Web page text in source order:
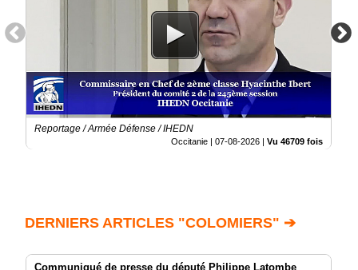
Reportage / Armée Défense / IHEDN
Occitanie | 07-08-2026 | Vu 46709 fois
DERNIERS ARTICLES "COLOMIERS" ➔
Communiqué de presse du député Philippe Latombe